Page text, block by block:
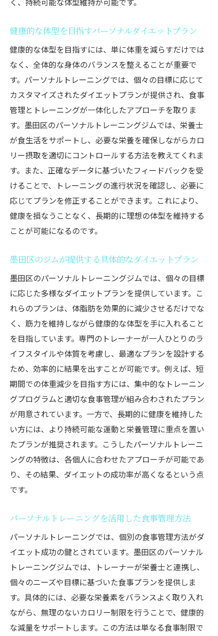
健康的な体型を目指すパーソナルダイエットプラン
健康的な体型を目指すには、単に体重を減らすだけでは
なく、全体的な身体のバランスを整えることが重要で
す。パーソナルトレーニングでは、個々の目標に応じて
カスタマイズされたダイエットプランが提供され、食事
管理とトレーニングが一体化したアプローチを取りま
す。墨田区のパーソナルトレーニングジムでは、栄養士
が食生活をサポートし、必要な栄養を確保しながらカロ
リー摂取を適切にコントロールする方法を教えてくれま
す。また、正確なデータに基づいたフィードバックを受
けることで、トレーニングの進行状況を確認し、必要に
応じてプランを修正することができます。これにより、
健康を損なうことなく、長期的に理想の体型を維持する
ことが可能になるのです。
墨田区のジムが提供する具体的なダイエットプラン
墨田区のパーソナルトレーニングジムでは、個々の目標
に応じた多様なダイエットプランを提供しています。こ
れらのプランは、体脂肪を効果的に減少させるだけでな
く、筋力を維持しながら健康的な体型を手に入れること
を目指しています。専門のトレーナーが一人ひとりのラ
イフスタイルや体質を考慮し、最適なプランを設計する
ため、効率的に結果を出すことが可能です。例えば、短
期間での体重減少を目指す方には、集中的なトレーニン
グプログラムと適切な食事管理が組み合わされたプラン
が用意されています。一方で、長期的に健康を維持した
い方には、より持続可能な運動と栄養管理に重点を置い
たプランが推奨されます。こうしたパーソナルトレーニ
ングの特徴は、各個人に合わせたアプローチが可能であ
り、その結果、ダイエットの成功率が高くなるという点
です。
パーソナルトレーニングを活用した食事管理方法
パーソナルトレーニングでは、個別の食事管理方法がダ
イエット成功の鍵とされています。墨田区のパーソナル
トレーニングジムでは、トレーナーが栄養士と連携し、
個々のニーズや目標に基づいた食事プランを提供しま
す。具体的には、必要な栄養素をバランスよく取り入れ
ながら、無理のないカロリー制限を行うことで、健康的
な減量をサポートします。この方法は単なる食事制限で